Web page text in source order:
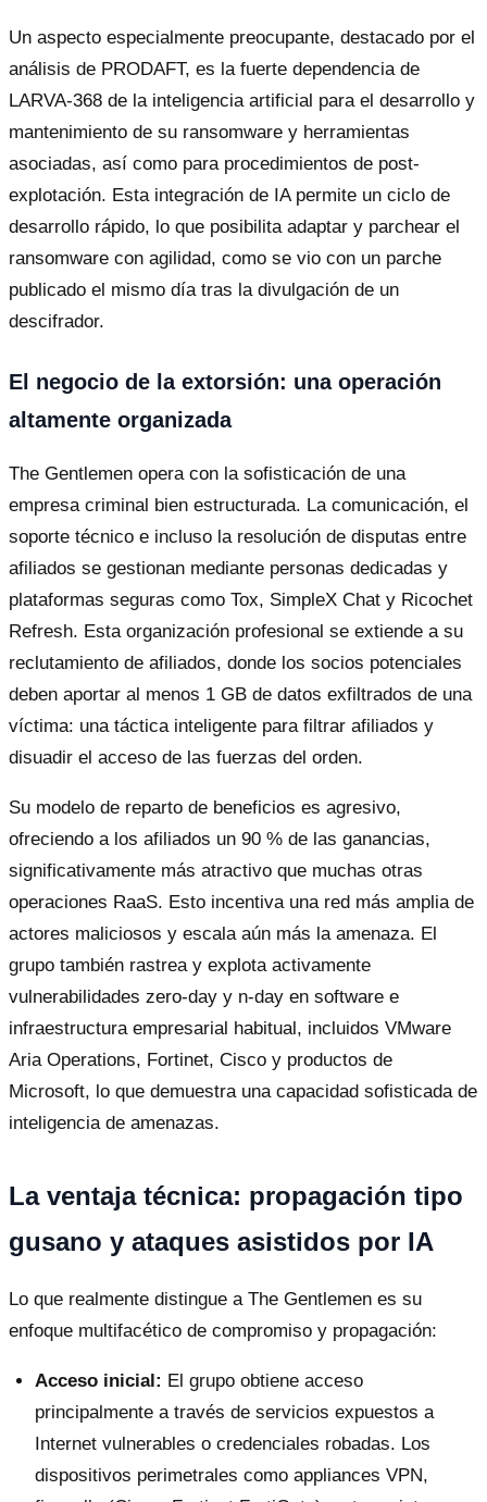
Un aspecto especialmente preocupante, destacado por el
análisis de PRODAFT, es la fuerte dependencia de
LARVA-368 de la inteligencia artificial para el desarrollo y
mantenimiento de su ransomware y herramientas
asociadas, así como para procedimientos de post-
explotación. Esta integración de IA permite un ciclo de
desarrollo rápido, lo que posibilita adaptar y parchear el
ransomware con agilidad, como se vio con un parche
publicado el mismo día tras la divulgación de un
descifrador.
El negocio de la extorsión: una operación
altamente organizada
The Gentlemen opera con la sofisticación de una
empresa criminal bien estructurada. La comunicación, el
soporte técnico e incluso la resolución de disputas entre
afiliados se gestionan mediante personas dedicadas y
plataformas seguras como Tox, SimpleX Chat y Ricochet
Refresh. Esta organización profesional se extiende a su
reclutamiento de afiliados, donde los socios potenciales
deben aportar al menos 1 GB de datos exfiltrados de una
víctima: una táctica inteligente para filtrar afiliados y
disuadir el acceso de las fuerzas del orden.
Su modelo de reparto de beneficios es agresivo,
ofreciendo a los afiliados un 90 % de las ganancias,
significativamente más atractivo que muchas otras
operaciones RaaS. Esto incentiva una red más amplia de
actores maliciosos y escala aún más la amenaza. El
grupo también rastrea y explota activamente
vulnerabilidades zero-day y n-day en software e
infraestructura empresarial habitual, incluidos VMware
Aria Operations, Fortinet, Cisco y productos de
Microsoft, lo que demuestra una capacidad sofisticada de
inteligencia de amenazas.
La ventaja técnica: propagación tipo
gusano y ataques asistidos por IA
Lo que realmente distingue a The Gentlemen es su
enfoque multifacético de compromiso y propagación:
Acceso inicial: El grupo obtiene acceso
principalmente a través de servicios expuestos a
Internet vulnerables o credenciales robadas. Los
dispositivos perimetrales como appliances VPN,